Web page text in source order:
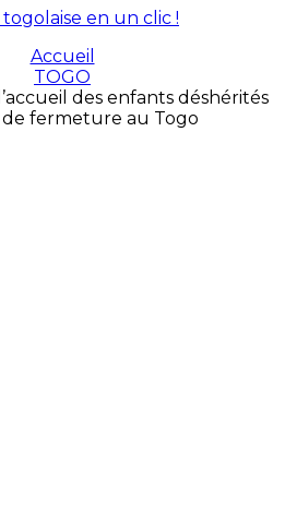
Accueil
TOGO
des enfants déshérités
de fermeture au Togo